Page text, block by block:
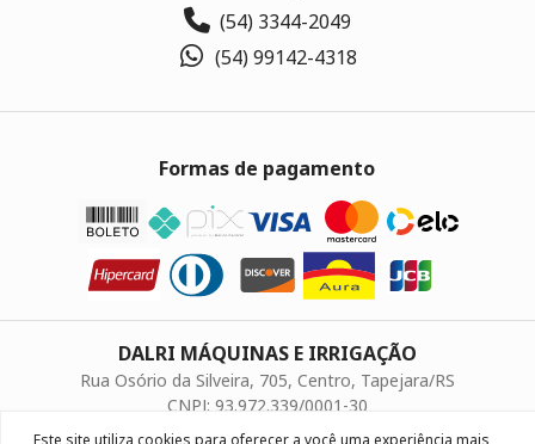
(54) 3344-2049
(54) 99142-4318
Formas de pagamento
DALRI MÁQUINAS E IRRIGAÇÃO
Rua Osório da Silveira, 705, Centro, Tapejara/RS
CNPJ: 93.972.339/0001-30
Este site utiliza cookies para oferecer a você uma experiência mais